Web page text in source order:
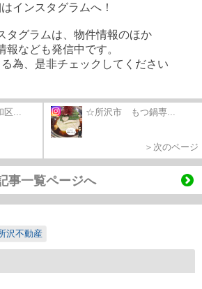
インスタグラムへ！
タグラムは、物件情報のほか
報なども発信中です。
為、是非チェックしてください
... ☆所沢市 もつ鍋専...
＞次のページ
事一覧ページへ
沢不動産